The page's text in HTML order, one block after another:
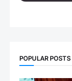
POPULAR POSTS